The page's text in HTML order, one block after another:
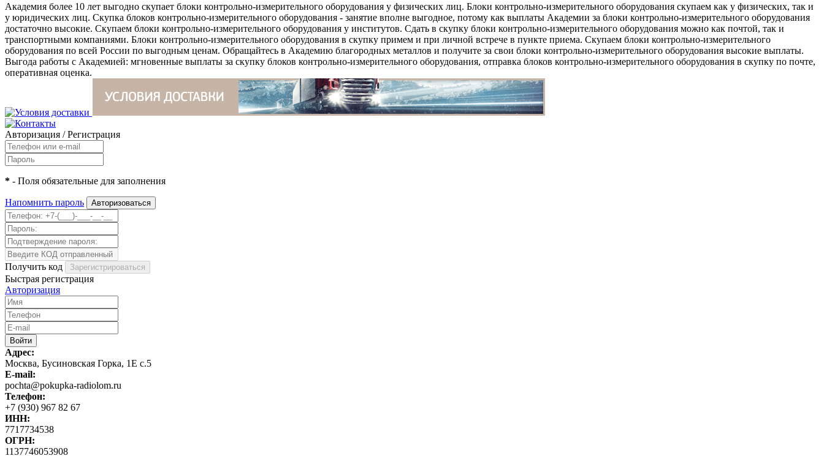
Академия более 10 лет выгодно скупает блоки контрольно-измерительного оборудования у физических лиц. Блоки контрольно-измерительного оборудования скупаем как у физических, так и
у юридических лиц. Скупка блоков контрольно-измерительного оборудования - занятие вполне выгодное, потому как выплаты Академии за блоки контрольно-измерительного оборудования
достаточно высокие. Скупаем блоки контрольно-измерительного оборудования у институтов. Сдать в скупку блоки контрольно-измерительного оборудования можно как почтой, так и
транспортными компаниями. Блоки контрольно-измерительного оборудования в скупку примем и при личной встрече в пункте приема. Скупаем блоки контрольно-измерительного
оборудования по всей России по выгодным ценам. Обращайтесь в Академию благородных металлов и получите за свои блоки контрольно-измерительного оборудования высокие выплаты.
Выгода работы с Академией: мгновенные выплаты за скупку блоков контрольно-измерительного оборудования, отправка блоков контрольно-измерительного оборудования в скупку по почте,
оперативная оценка.
Авторизация /Регистрация
* - Поля обязательные для заполнения
Напомнить пароль
Получить код
Быстрая регистрация
Авторизация
Адрес:
Москва, Бусиновская Горка, 1Е с.5
E-mail:
pochta@pokupka-radiolom.ru
Телефон:
+7 (930) 967 82 67
ИНН:
7717734538
ОГРН:
1137746053908